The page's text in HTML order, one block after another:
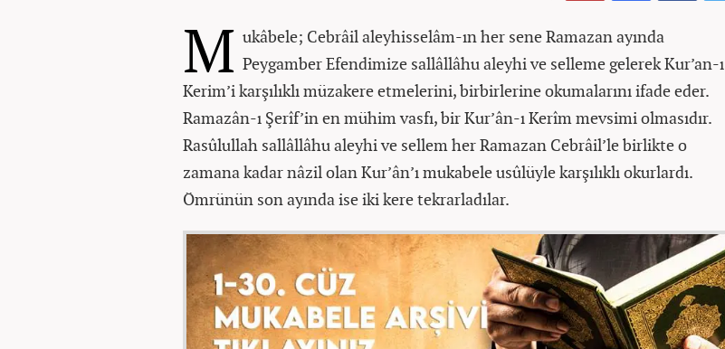
M ukâbele; Cebrâil aleyhisselâm-ın her sene Ramazan ayında
Peygamber Efendimize sallâllâhu aleyhi ve selleme gelerek Kur’an-ı
Kerim’i karşılıklı müzakere etmelerini, birbirlerine okumalarını ifade eder.
Ramazân-ı Şerîf’in en mühim vasfı, bir Kur’ân-ı Kerîm mevsimi olmasıdır.
Rasûlullah sallâllâhu aleyhi ve sellem her Ramazan Cebrâil’le birlikte o
zamana kadar nâzil olan Kur’ân’ı mukabele usûlüyle karşılıklı okurlardı.
Ömrünün son ayında ise iki kere tekrarladılar.